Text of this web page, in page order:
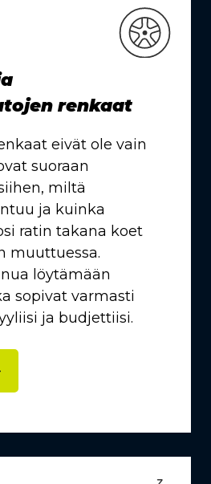
renkaat
eivät ole vain
suoraan
miltä
ja kuinka
ratin takana koet
muuttuessa.
löytämään
sopivat varmasti
ja budjettiisi.